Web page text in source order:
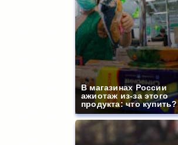
В магазинах России
ажиотаж из-за этого
продукта: что купить?